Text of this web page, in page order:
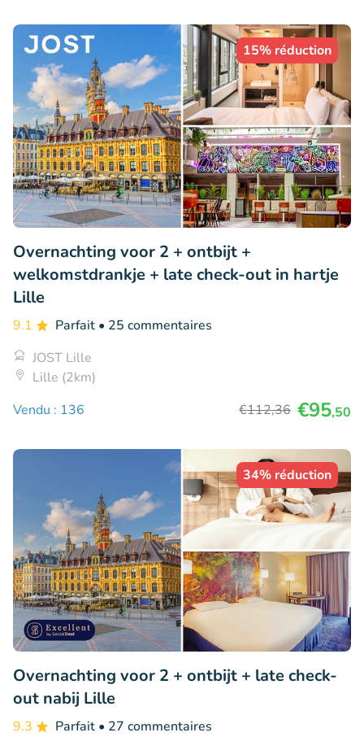
15% réduction
Overnachting voor 2 + ontbijt +
welkomstdrankje + late check-out in hartje
Lille
9.1 Parfait • 25 commentaires
JOST Lille
Lille (2km)
Vendu : 136
€112,36 €95,50
34% réduction
Overnachting voor 2 + ontbijt + late check-
out nabij Lille
9.3 Parfait • 27 commentaires